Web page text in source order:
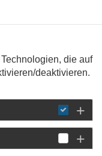
DETAIL
die auf
deaktivieren.